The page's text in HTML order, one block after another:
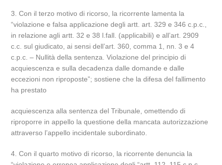
3. Con il terzo motivo di ricorso, la ricorrente lamenta la
“violazione e falsa applicazione degli artt. art. 329 e 346 c.p.c.,
in relazione agli artt. 32 e 38 l.fall. (applicabili) e all’art. 2909
c.c. sul giudicato, ai sensi dell’art. 360, comma 1, nn. 3 e 4
c.p.c. – Nullità della sentenza. Violazione del principio di
acquiescenza e sulla decadenza dalle domande e dalle
eccezioni non riproposte”; sostiene che la difesa del fallimento
ha prestato
acquiescenza alla sentenza del Tribunale, omettendo di
riproporre in appello la questione della mancata autorizzazione
attraverso l’appello incidentale subordinato.
4. Con il quarto motivo di ricorso, la ricorrente denuncia la